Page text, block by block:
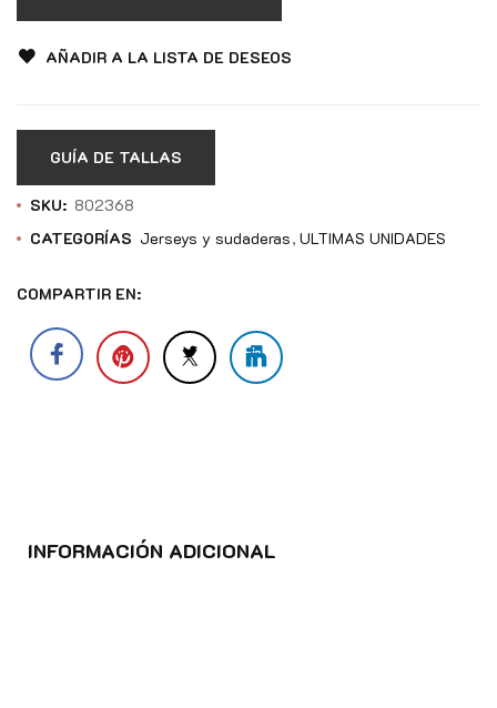
AÑADIR A LA LISTA DE DESEOS
GUÍA DE TALLAS
SKU: 802368
CATEGORÍAS Jerseys y sudaderas ULTIMAS UNIDADES
COMPARTIR EN:
INFORMACIÓN ADICIONAL